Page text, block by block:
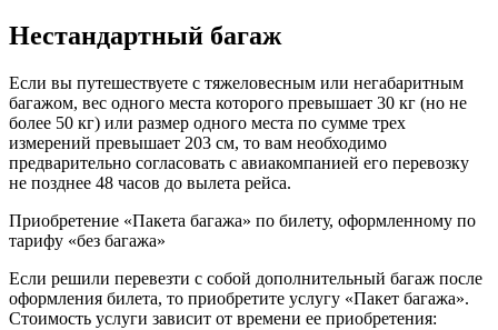
Нестандартный багаж
Если вы путешествуете с тяжеловесным или негабаритным
багажом, вес одного места которого превышает 30 кг (но не
более 50 кг) или размер одного места по сумме трех
измерений превышает 203 см, то вам необходимо
предварительно согласовать с авиакомпанией его перевозку
не позднее 48 часов до вылета рейса.
Приобретение «Пакета багажа» по билету, оформленному по
тарифу «без багажа»
Если решили перевезти с собой дополнительный багаж после
оформления билета, то приобретите услугу «Пакет багажа».
Стоимость услуги зависит от времени ее приобретения: